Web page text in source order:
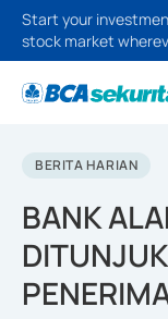
Start your
stock market
BERITA HARIAN
BANK